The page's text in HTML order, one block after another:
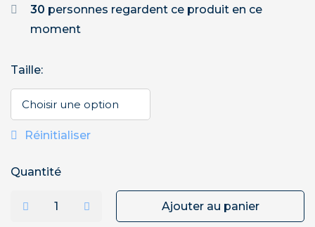
30 personnes regardent ce produit en ce
moment
Taille:
Réinitialiser
Quantité
Ajouter au panier